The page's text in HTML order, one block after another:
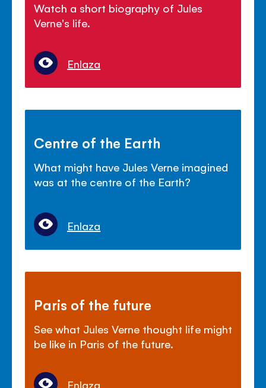
Watch a short biography of Jules
Verne's life.
Enlaza
Centre of the Earth
What might have Jules Verne imagined
was at the centre of the Earth?
Enlaza
Paris of the future
See what Jules Verne thought life might
be like in Paris of the future.
Enlaza